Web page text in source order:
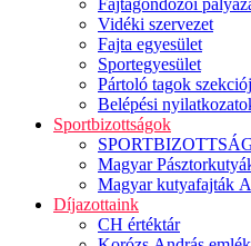
Fajtagondozói
Vidéki szervezet
Fajta egyesület
Sportegyesület
Pártoló tagok
Belépési
Sportbizottságok
Magyar
Magyar kutyafajták
Díjazottaink
CH értéktár